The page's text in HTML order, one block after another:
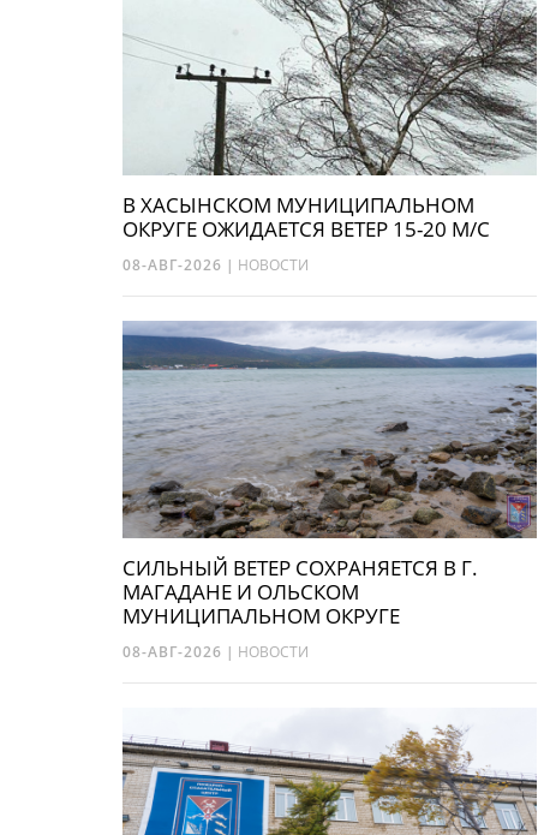
В ХАСЫНСКОМ МУНИЦИПАЛЬНОМ
ОКРУГЕ ОЖИДАЕТСЯ ВЕТЕР 15-20 М/С
08-АВГ-2026 | НОВОСТИ
СИЛЬНЫЙ ВЕТЕР СОХРАНЯЕТСЯ В Г.
МАГАДАНЕ И ОЛЬСКОМ
МУНИЦИПАЛЬНОМ ОКРУГЕ
08-АВГ-2026 | НОВОСТИ